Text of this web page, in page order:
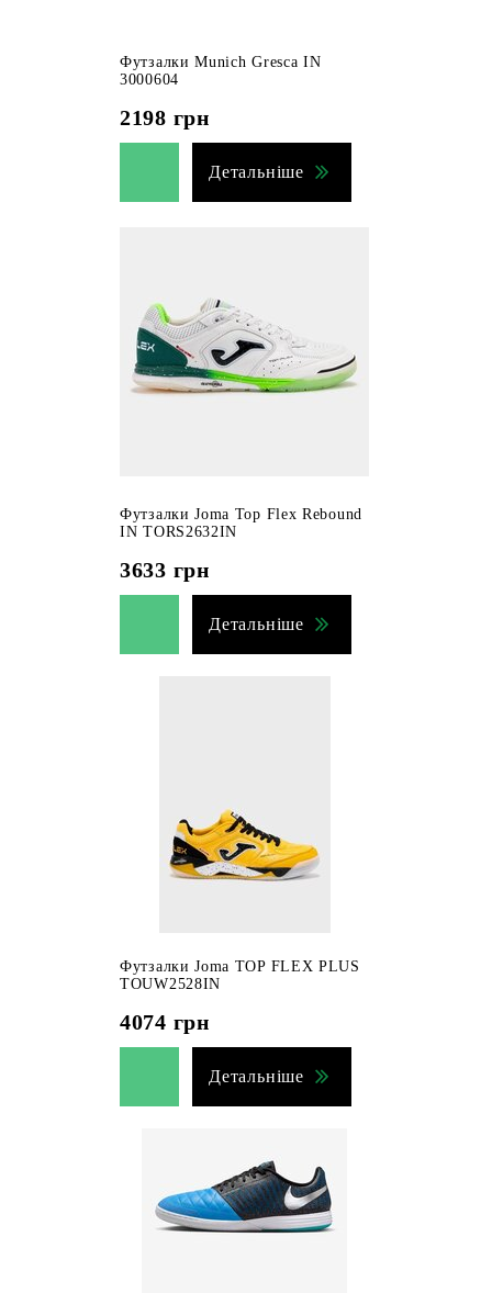
Футзалки Munich Gresca IN
3000604
2198 грн
Детальніше
Футзалки Joma Top Flex Rebound
IN TORS2632IN
3633 грн
Детальніше
Футзалки Joma TOP FLEX PLUS
TOUW2528IN
4074 грн
Детальніше